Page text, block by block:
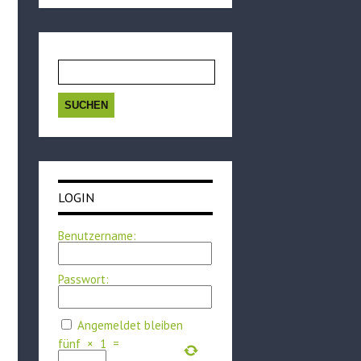
nach:
LOGIN
Benutzername:
Passwort:
Angemeldet bleiben
fünf × 1 =